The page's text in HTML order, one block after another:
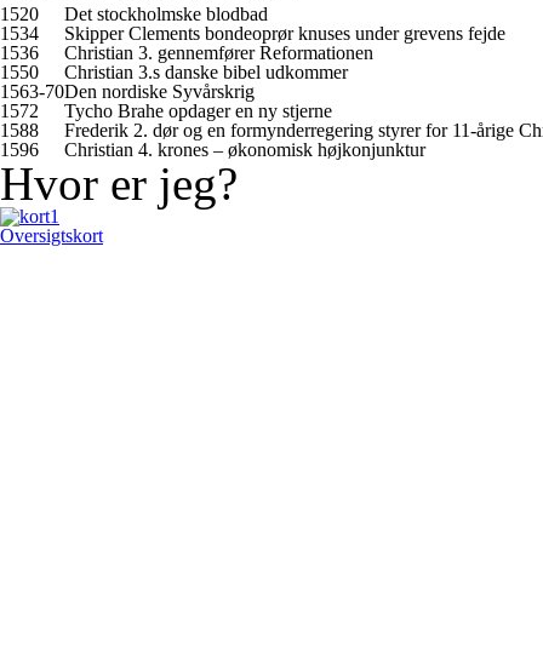
1520
Det stockholmske blodbad
1534
Skipper Clements bondeoprør knuses under grevens fejde
1536
Christian 3. gennemfører Reformationen
1550
Christian 3.s danske bibel udkommer
1563-70Den nordiske Syvårskrig
1572
Tycho Brahe opdager en ny stjerne
1588
Frederik 2. dør og en formynderregering styrer for 11-årige
1596
Christian 4. krones – økonomisk højkonjunktur
Hvor er jeg?
Oversigtskort